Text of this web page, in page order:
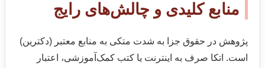
منابع کلیدی و چالش‌های رایج
پژوهش در حقوق جزا به شدت متکی به منابع معتبر (دکترین)
است. اتکا صرف به اینترنت یا کتب کمک‌آموزشی، اعتبار